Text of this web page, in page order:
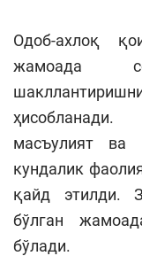
Одоб-ахлоқ
жамоада
масъулият ва
кундалик
қайд этилди.
бўлган
бўлади.